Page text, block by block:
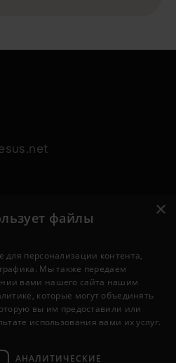
помолились
×
файлы
персонализации контента,
Мы также передаем
вами нашего сайта нашим
которые могут объединять
вы им предоставили или
использования вами их услуг.
АНАЛИТИЧЕСКИЕ